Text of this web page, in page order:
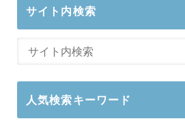
サイト内検索
人気検索キーワード